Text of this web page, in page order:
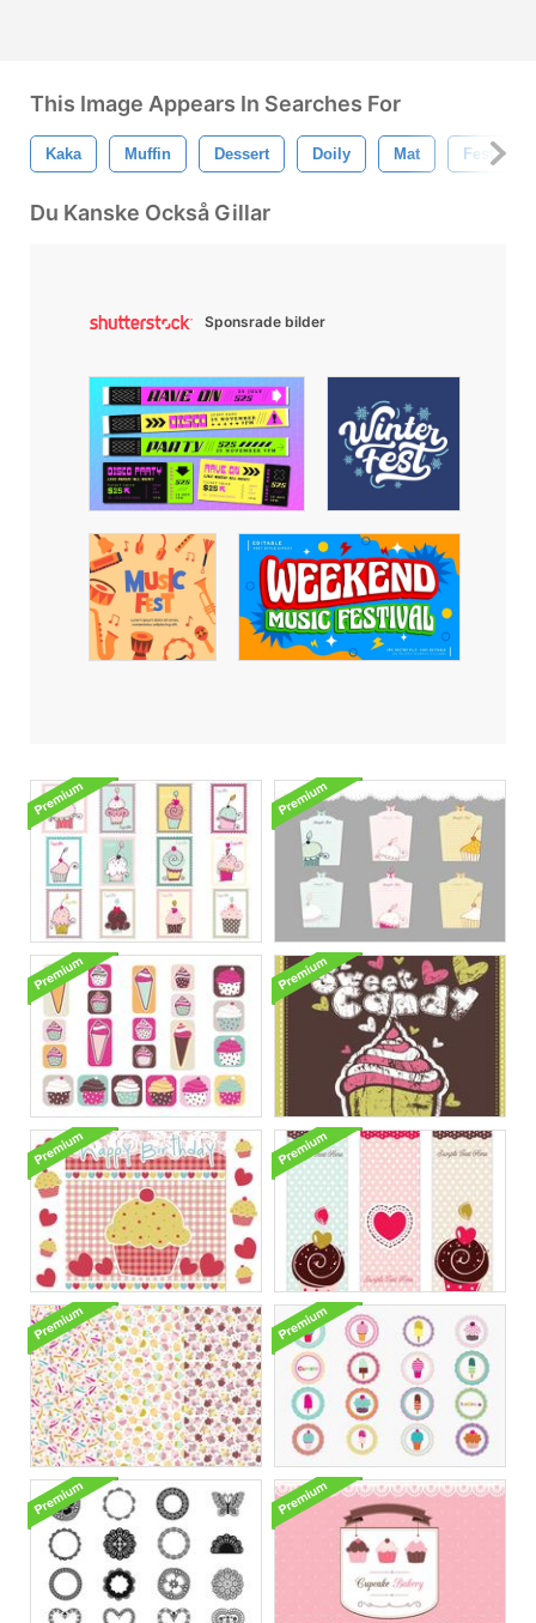
This Image Appears In Searches For
Kaka Muffin Dessert Doily Mat Fest
Du Kanske Också Gillar
Sponsrade bilder